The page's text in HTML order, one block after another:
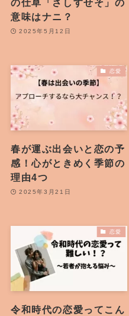
の仕草「さしすせそ」の
意味はナニ？
2025年5月12日
恋愛
春が運ぶ出会いと恋の予
感！心がときめく季節の
理由4つ
2025年3月21日
恋愛
令和時代の恋愛ってこん